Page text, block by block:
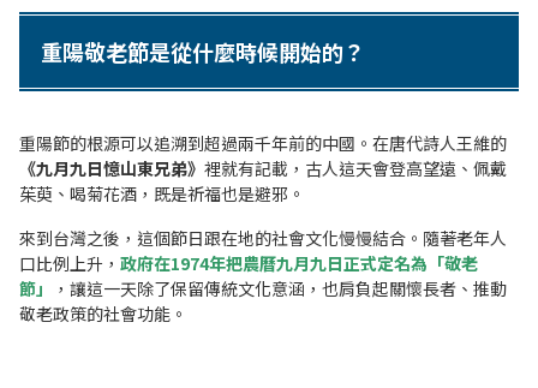
重陽敬老節是從什麼時候開始的？
重陽節的根源可以追溯到超過兩千年前的中國。在唐代詩人王維的
《九月九日憶山東兄弟》 裡就有記載，古人這天會登高望遠、佩戴
茱萸、喝菊花酒，既是祈福也是避邪。
來到台灣之後，這個節日跟在地的社會文化慢慢結合。隨著老年人
口比例上升， 政府在1974年把農曆九月九日正式定名為「敬老
節」
，讓這一天除了保留傳統文化意涵，也肩負起關懷長者、推動
敬老政策的社會功能。